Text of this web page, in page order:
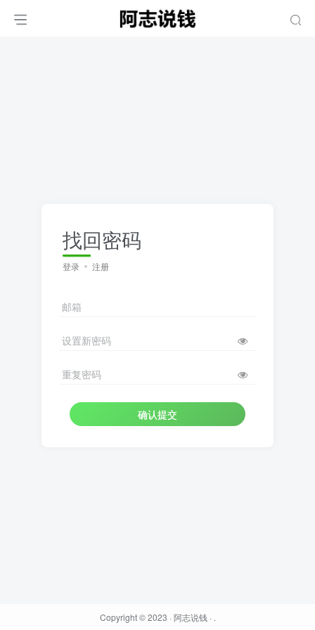
找回密码
登录 注册
邮箱
设置新密码
重复密码
确认提交
Copyright © 2023 ·阿志说钱· .